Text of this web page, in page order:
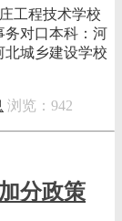
工程技术学校
务对口本科：河
北城乡建设学校
浏览：942
分政策